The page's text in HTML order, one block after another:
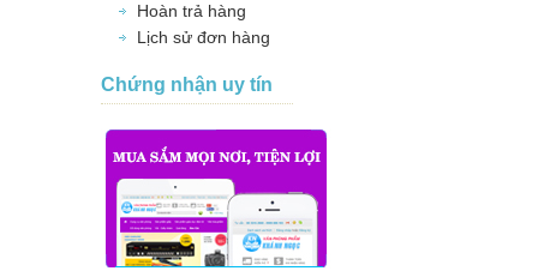
Hoàn trả hàng
Lịch sử đơn hàng
Chứng nhận uy tín